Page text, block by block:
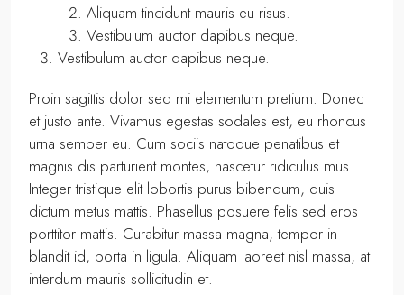
Aliquam tincidunt mauris eu risus.
Vestibulum auctor dapibus neque.
Vestibulum auctor dapibus neque.
Proin sagittis dolor sed mi elementum pretium. Donec
et justo ante. Vivamus egestas sodales est, eu rhoncus
urna semper eu. Cum sociis natoque penatibus et
magnis dis parturient montes, nascetur ridiculus mus.
Integer tristique elit lobortis purus bibendum, quis
dictum metus mattis. Phasellus posuere felis sed eros
porttitor mattis. Curabitur massa magna, tempor in
blandit id, porta in ligula. Aliquam laoreet nisl massa, at
interdum mauris sollicitudin et.